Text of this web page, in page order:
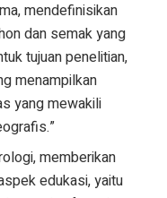
mendefinisikan
dan semak yang
tujuan penelitian,
menampilkan
yang mewakili
memberikan
edukasi, yaitu